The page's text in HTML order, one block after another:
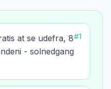
at se udefra, 8
- solnedgang
#1